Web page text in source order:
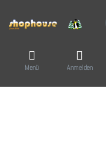
Menü Anmelden